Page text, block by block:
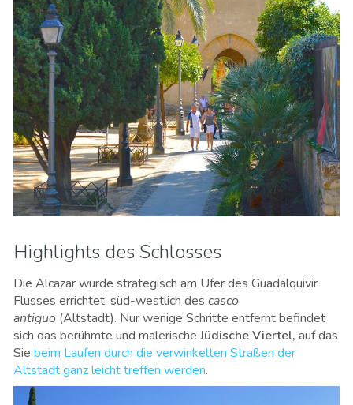
Highlights des Schlosses
Die Alcazar wurde strategisch am Ufer des Guadalquivir
Flusses errichtet, süd-westlich des casco
antiguo (Altstadt). Nur wenige Schritte entfernt befindet
sich das berühmte und malerischeJüdische Viertel, auf das
Sie beim Laufen durch die verwinkelten Straßen der
Altstadt ganz leicht treffen werden.